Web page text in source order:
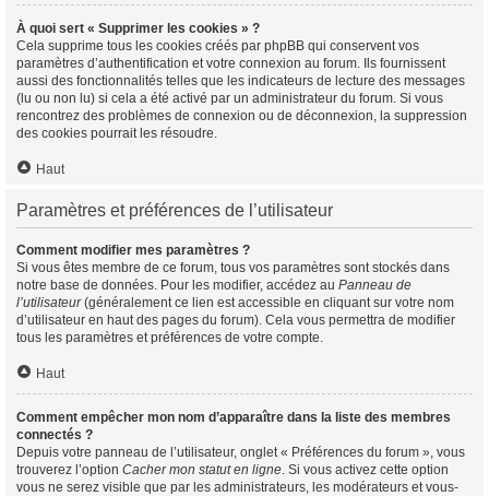
À quoi sert « Supprimer les cookies » ?
Cela supprime tous les cookies créés par phpBB qui conservent vos
paramètres d’authentification et votre connexion au forum. Ils fournissent
aussi des fonctionnalités telles que les indicateurs de lecture des messages
(lu ou non lu) si cela a été activé par un administrateur du forum. Si vous
rencontrez des problèmes de connexion ou de déconnexion, la suppression
des cookies pourrait les résoudre.
Haut
Paramètres et préférences de l’utilisateur
Comment modifier mes paramètres ?
Si vous êtes membre de ce forum, tous vos paramètres sont stockés dans
notre base de données. Pour les modifier, accédez au Panneau de
l’utilisateur(généralement ce lien est accessible en cliquant sur votre nom
d’utilisateur en haut des pages du forum). Cela vous permettra de modifier
tous les paramètres et préférences de votre compte.
Haut
Comment empêcher mon nom d’apparaître dans la liste des membres
connectés ?
Depuis votre panneau de l’utilisateur, onglet « Préférences du forum », vous
trouverez l’option Cacher mon statut en ligne. Si vous activez cette option
vous ne serez visible que par les administrateurs, les modérateurs et vous-